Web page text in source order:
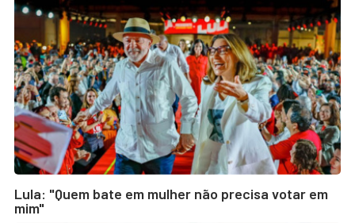
Lula: "Quem bate em mulher não precisa votar em
mim"